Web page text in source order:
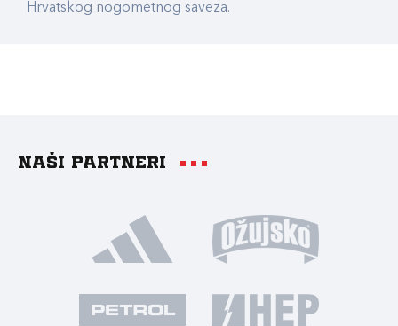
Hrvatskog nogometnog saveza.
Naši partneri